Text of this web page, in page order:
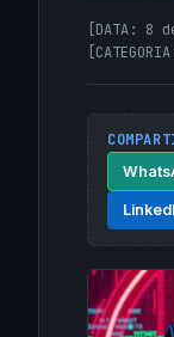
[DATA: 8